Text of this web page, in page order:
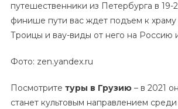
путешественники из Петербурга в 19-
финише пути вас ждет подъем к храму
Троицы и вау-виды от него на Россию
Фото: zen.yandex.ru
Посмотрите туры в Грузию– в 2021
станет культовым направлением